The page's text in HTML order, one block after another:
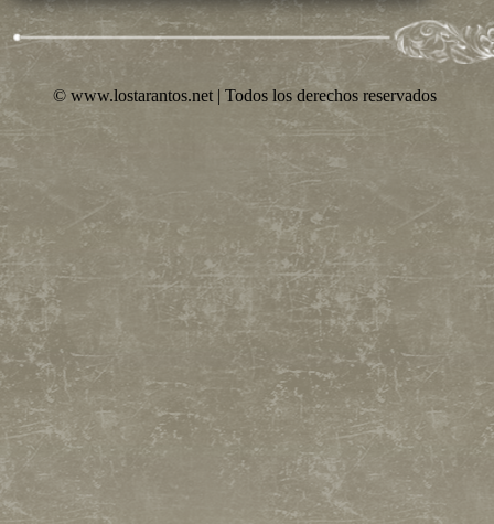
© www.lostarantos.net | Todos los derechos reservados